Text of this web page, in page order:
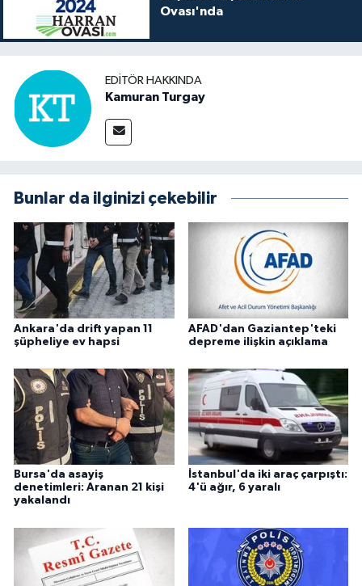
Ovası'nda
EDITÖR HAKKINDA
Kamuran Turgay
Bunlar da ilginizi çekebilir
Ankara'da drift yapan 11
şüpheliye ev hapsi
AFAD'dan Gaziantep'teki
depreme ilişkin açıklama
Bursa'da asayiş
denetimleri: Aranan 21 kişi
yakalandı
İstanbul'da iki araç çarpıştı:
4'ü ağır, 6 yaralı